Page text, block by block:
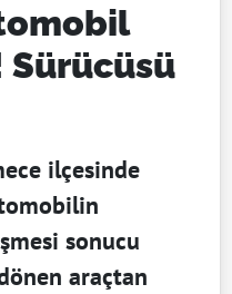
ilçesinde
sonucu
araçtan